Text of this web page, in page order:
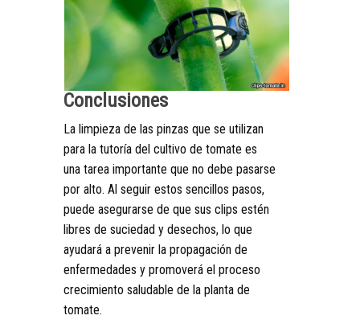
Conclusiones
La limpieza de las pinzas que se utilizan
para la tutoría del cultivo de tomate es
una tarea importante que no debe pasarse
por alto. Al seguir estos sencillos pasos,
puede asegurarse de que sus clips estén
libres de suciedad y desechos, lo que
ayudará a prevenir la propagación de
enfermedades y promoverá el proceso
crecimiento saludable de la planta de
tomate.